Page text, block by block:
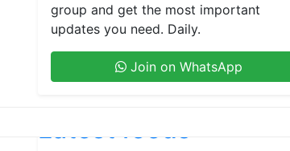
group and get the most important
updates you need. Daily.
Join on WhatsApp
Latest feeds